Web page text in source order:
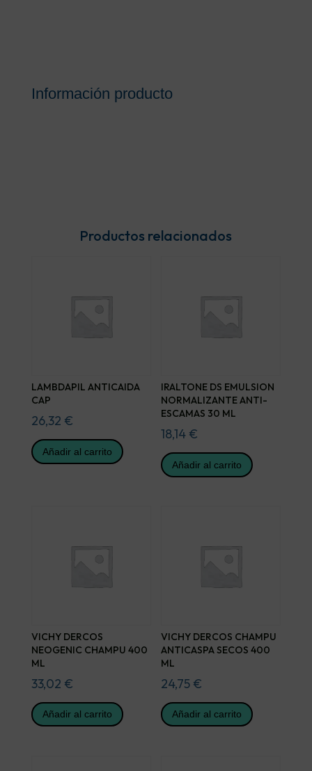
Información producto
Productos relacionados
LAMBDAPIL ANTICAIDA
CAP
26,32 €
Añadir al carrito
IRALTONE DS EMULSION
NORMALIZANTE ANTI-
ESCAMAS 30 ML
18,14 €
Añadir al carrito
VICHY DERCOS
NEOGENIC CHAMPU 400
ML
33,02 €
Añadir al carrito
VICHY DERCOS CHAMPU
ANTICASPA SECOS 400
ML
24,75 €
Añadir al carrito